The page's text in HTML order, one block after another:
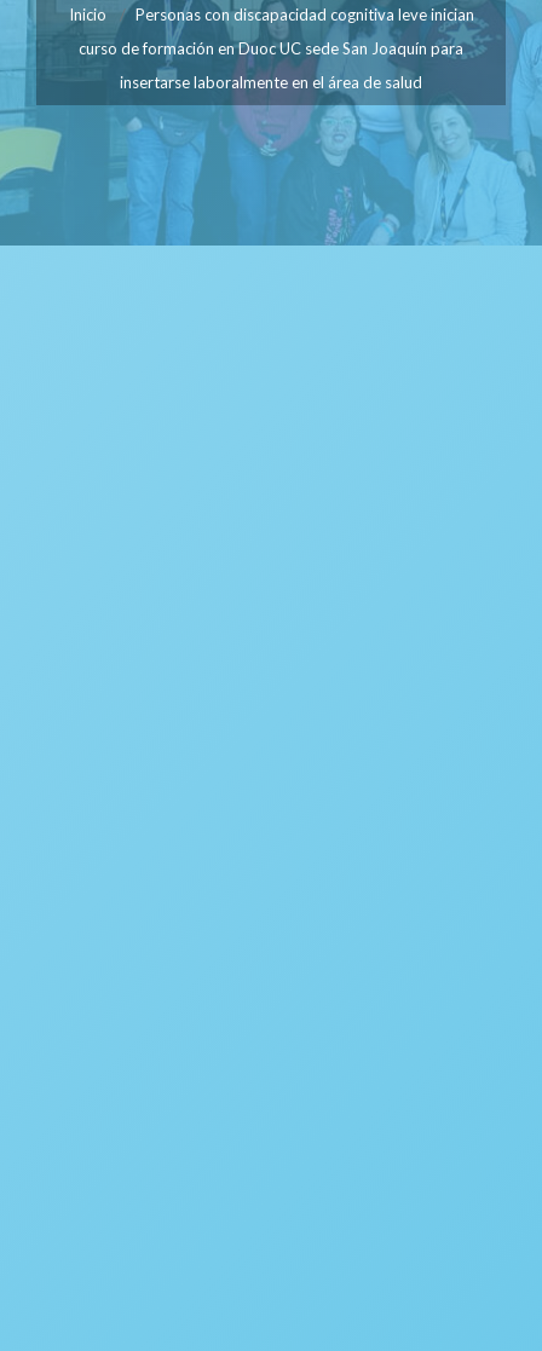
Inicio
Personas con discapacidad cognitiva leve inician
curso de formación en Duoc UC sede San Joaquín para
insertarse laboralmente en el área de salud